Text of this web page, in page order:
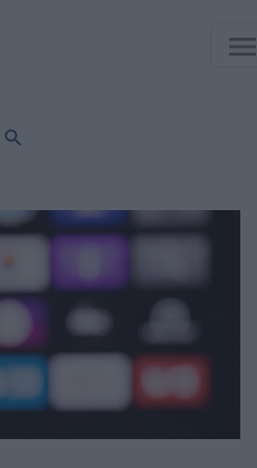
search